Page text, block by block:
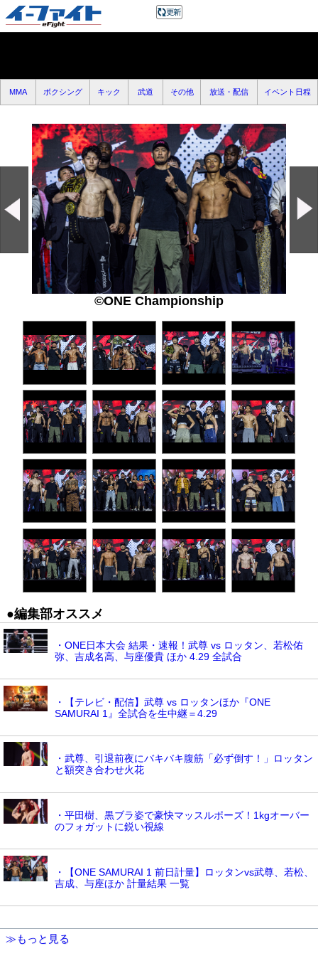
MMA ボクシング キック 武道 その他 放送・配信 イベント日程
©ONE Championship
●編集部オススメ
・ONE日本大会 結果・速報！武尊 vs ロッタン、若松佑
弥、吉成名高、与座優貴 ほか 4.29 全試合
・【テレビ・配信】武尊 vs ロッタンほか『ONE
SAMURAI 1』全試合を生中継＝4.29
・武尊、引退前夜にバキバキ腹筋「必ず倒す！」ロッタン
と額突き合わせ火花
・平田樹、黒ブラ姿で豪快マッスルポーズ！1kgオーバー
のフォガットに鋭い視線
・【ONE SAMURAI 1 前日計量】ロッタンvs武尊、若松、
吉成、与座ほか 計量結果 一覧
≫もっと見る